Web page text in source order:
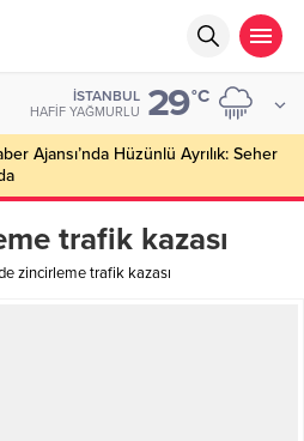
İSTANBUL
HAFIF YAĞMURLU 29°C
Ajansı’nda Hüzünlü Ayrılık: Seher
trafik kazası
zincirleme trafik kazası